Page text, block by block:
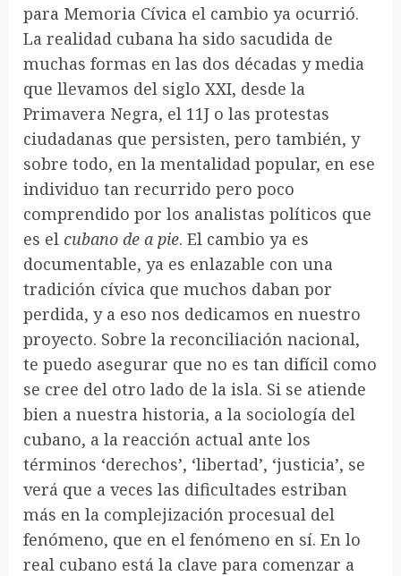
para Memoria Cívica el cambio ya ocurrió.
La realidad cubana ha sido sacudida de
muchas formas en las dos décadas y media
que llevamos del siglo XXI, desde la
Primavera Negra, el 11J o las protestas
ciudadanas que persisten, pero también, y
sobre todo, en la mentalidad popular, en ese
individuo tan recurrido pero poco
comprendido por los analistas políticos que
es el cubano de a pie. El cambio ya es
documentable, ya es enlazable con una
tradición cívica que muchos daban por
perdida, y a eso nos dedicamos en nuestro
proyecto. Sobre la reconciliación nacional,
te puedo asegurar que no es tan difícil como
se cree del otro lado de la isla. Si se atiende
bien a nuestra historia, a la sociología del
cubano, a la reacción actual ante los
términos ‘derechos’, ‘libertad’, ‘justicia’, se
verá que a veces las dificultades estriban
más en la complejización procesual del
fenómeno, que en el fenómeno en sí. En lo
real cubano está la clave para comenzar a